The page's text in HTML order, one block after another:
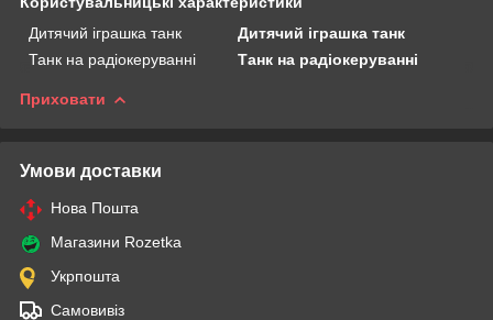
Дитячий іграшка танк
Дитячий іграшка танк
Танк на радіокеруванні
Танк на радіокеруванні
Приховати
Умови доставки
Нова Пошта
Магазини Rozetka
Укрпошта
Самовивіз